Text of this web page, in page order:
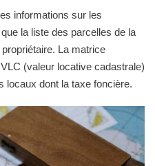
informations sur les
la liste des parcelles de la
La matrice
(valeur locative cadastrale)
locaux dont la taxe foncière.